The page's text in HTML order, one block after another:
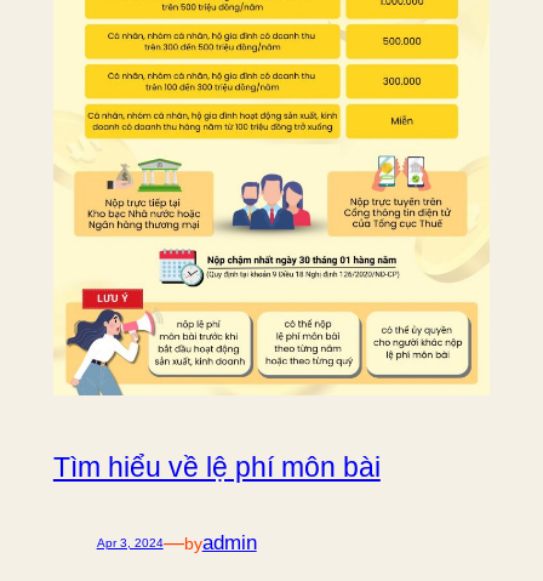
Tìm hiểu về lệ phí môn bài
Apr 3, 2024—byadmin